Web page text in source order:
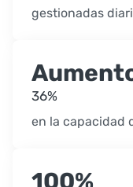
gestionadas
36%
en la capacidad